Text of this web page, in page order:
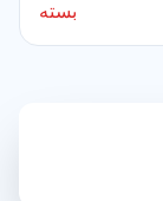
بسته